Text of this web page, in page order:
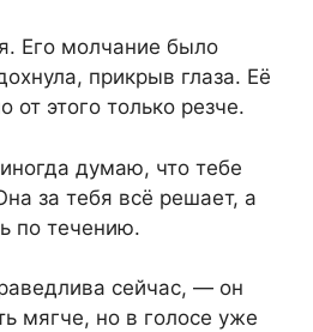
Его молчание было
прикрыв глаза. Её
от этого только резче.
думаю, что тебе
за тебя всё решает, а
по течению.
сейчас, — он
мягче, но в голосе уже